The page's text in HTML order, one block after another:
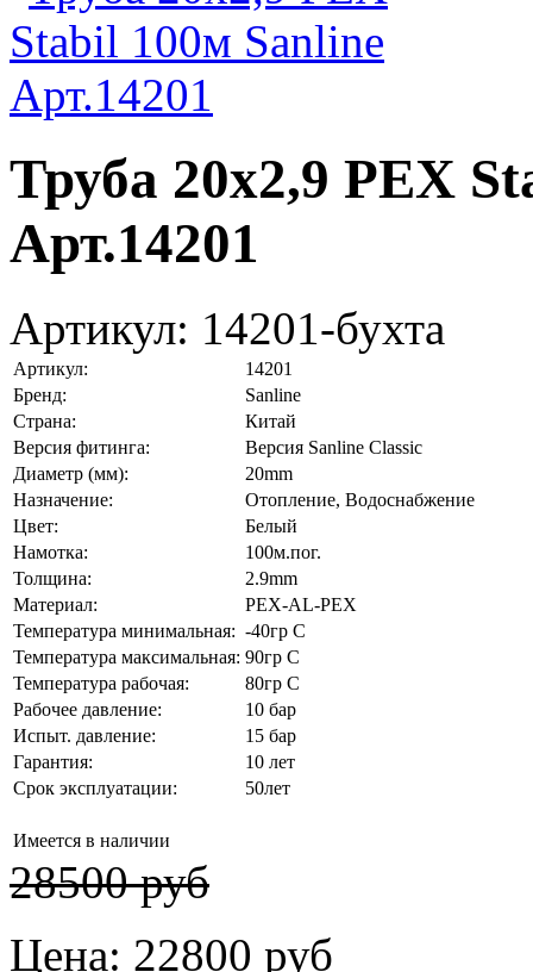
Труба 20х2,9 PEX
Арт.14201
Артикул: 14201-бухта
Артикул:
14201
Бренд:
Sanline
Страна:
Китай
Версия фитинга:
Версия Sanline Classic
Диаметр (мм):
20mm
Назначение:
Отопление, Водоснабжение
Цвет:
Белый
Намотка:
100м.пог.
Толщина:
2.9mm
Материал:
PEX-AL-PEX
Температура минимальная: -40гр С
Температура максимальная: 90гр С
Температура рабочая:
80гр С
Рабочее давление:
10 бар
Испыт. давление:
15 бар
Гарантия:
10 лет
Срок эксплуатации:
50лет
Имеется в наличии
28500 руб
Цена: 22800 руб